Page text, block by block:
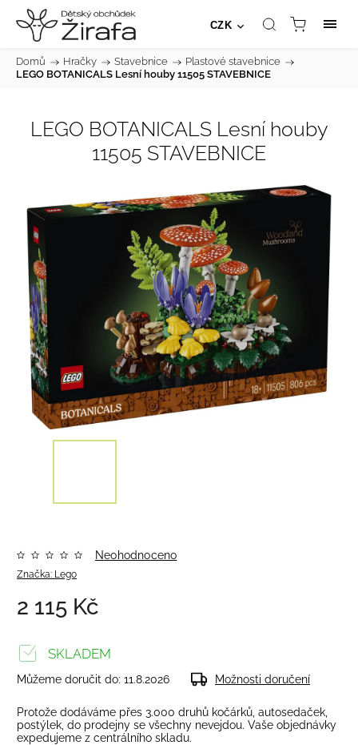
CZK
Domů / Hračky / Stavebnice / Plastové stavebnice /
LEGO BOTANICALS Lesní houby 11505 STAVEBNICE
LEGO BOTANICALS Lesní houby
11505 STAVEBNICE
Značka: Lego
Neohodnoceno
2 115 Kč
SKLADEM
Můžeme doručit do: 11.8.2026 Možnosti doručení
Protože dodáváme přes 3.000 druhů kočárků, autosedaček,
postýlek, do prodejny se všechny nevejdou. Vaše objednávky
expedujeme z centrálního skladu.